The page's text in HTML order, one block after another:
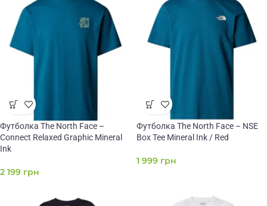
Футболка The North Face –
Connect Relaxed Graphic Mineral
Ink
2 199 грн
Футболка The North Face – NSE
Box Tee Mineral Ink / Red
1 999 грн